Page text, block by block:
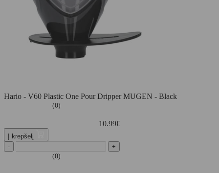
Hario - V60 Plastic One Pour Dripper MUGEN - Black
(0)
10.99€
Į krepšelį
-
+
(0)